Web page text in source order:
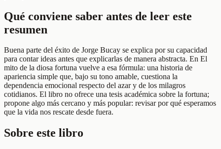
Qué conviene saber antes de leer este
resumen
Buena parte del éxito de Jorge Bucay se explica por su capacidad
para contar ideas antes que explicarlas de manera abstracta. En El
mito de la diosa fortuna vuelve a esa fórmula: una historia de
apariencia simple que, bajo su tono amable, cuestiona la
dependencia emocional respecto del azar y de los milagros
cotidianos. El libro no ofrece una tesis académica sobre la fortuna;
propone algo más cercano y más popular: revisar por qué esperamos
que la vida nos rescate desde fuera.
Sobre este libro